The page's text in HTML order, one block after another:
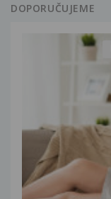
DOPORUČUJEME